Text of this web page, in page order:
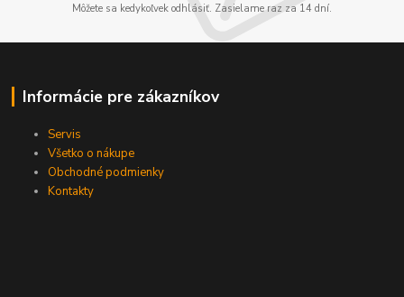
Môžete sa kedykoľvek odhlásiť. Zasielame raz za 14 dní.
Informácie pre zákazníkov
Servis
Všetko o nákupe
Obchodné podmienky
Kontakty